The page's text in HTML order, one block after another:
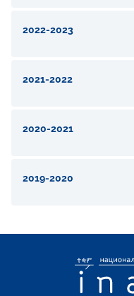
2022-2023
2021-2022
2020-2021
2019-2020